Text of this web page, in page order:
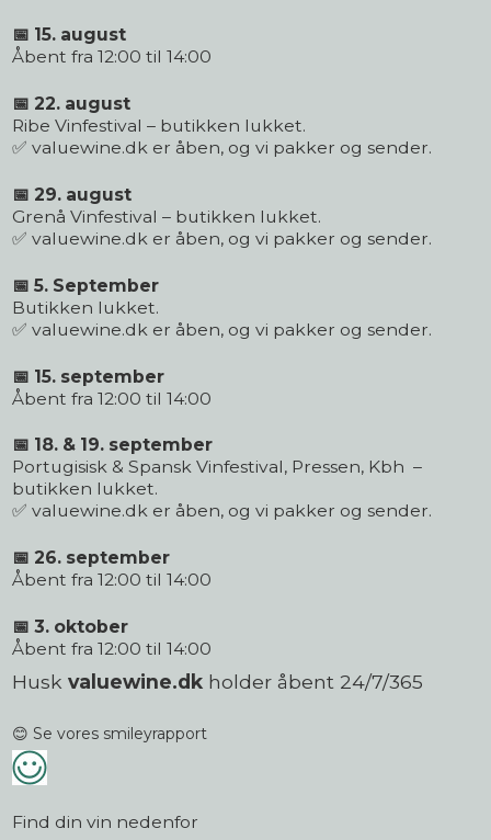
📅 15. august
Åbent fra 12:00 til 14:00
📅 22. august
Ribe Vinfestival – butikken lukket.
✅ valuewine.dk er åben, og vi pakker og sender.
📅 29. august
Grenå Vinfestival – butikken lukket.
✅ valuewine.dk er åben, og vi pakker og sender.
📅 5. September
Butikken lukket.
✅ valuewine.dk er åben, og vi pakker og sender.
📅 15. september
Åbent fra 12:00 til 14:00
📅 18. & 19. september
Portugisisk & Spansk Vinfestival, Pressen, Kbh –
butikken lukket.
✅ valuewine.dk er åben, og vi pakker og sender.
📅 26. september
Åbent fra 12:00 til 14:00
📅 3. oktober
Åbent fra 12:00 til 14:00
Husk valuewine.dk holder åbent 24/7/365
😊 Se vores smileyrapport
Find din vin nedenfor